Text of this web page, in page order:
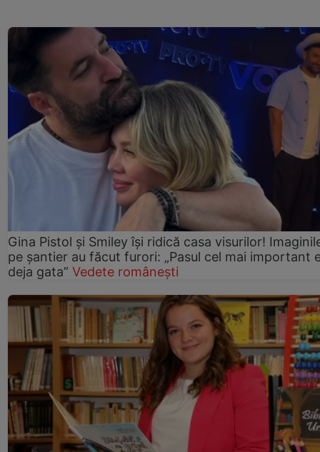
Gina Pistol și Smiley își ridică casa visurilor!
pe șantier au făcut furori: „Pasul cel mai important
deja gata” Vedete românești